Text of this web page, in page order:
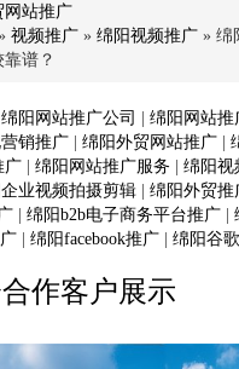
网站推广
视频推广 » 绵阳视频推广 » 绵
谱？
绵阳网站推广公司 | 绵阳网站推
销推广 | 绵阳外贸网站推广 |
广 | 绵阳网站推广服务 | 绵阳视
业视频拍摄剪辑 | 绵阳外贸推
| 绵阳b2b电子商务平台推广 |
| 绵阳facebook推广 | 绵阳谷
作客户展示